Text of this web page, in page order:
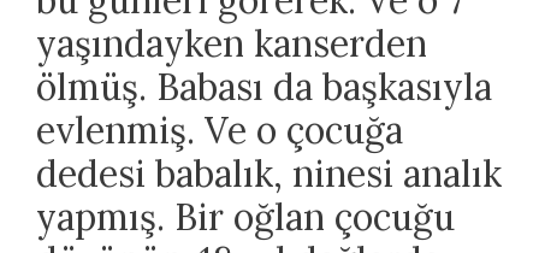
yaşındayken kanserden
ölmüş. Babası da başkasıyla
evlenmiş. Ve o çocuğa
dedesi babalık, ninesi analık
yapmış. Bir oğlan çocuğu